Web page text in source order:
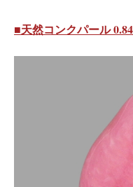
■天然コンクパール